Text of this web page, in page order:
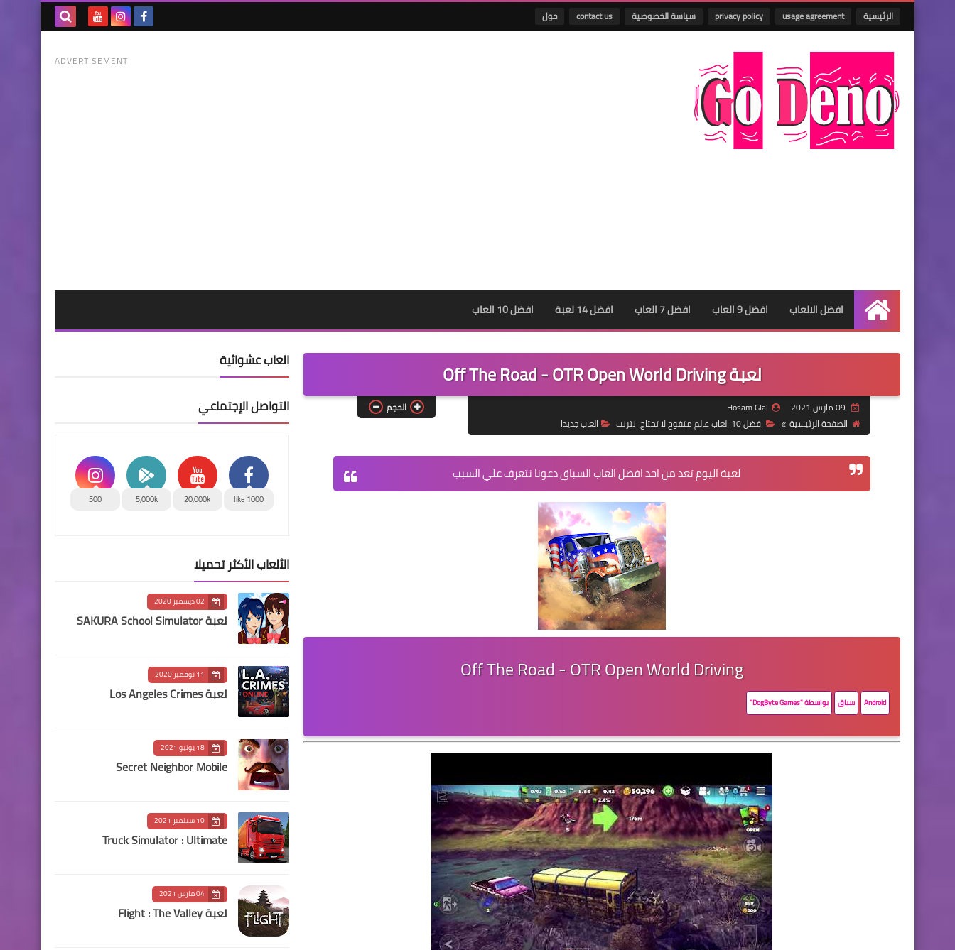
الرئيسية usage agreement
privacy policy سياسة الخصوصية contact us حول
المدونة
ADVERTISEMENT
الرئيسية
افضل الالعاب افضل 9 العاب افضل 7 العاب افضل 14 لعبة افضل 10 العاب
لعبة Off The Road - OTR Open World Driving
Hosam Glal
الصفحة الرئيسية
افضل 10 العاب عالم متفوح لا تحتاج انترنت العاب جديدا
الحجم
لعبة اليوم تعد من احد افضل العاب السباق دعونا نتعرف علي السبب
Off The Road - OTR Open World Driving
Android سباق بواسطة"DogByte Games"
العاب عشوائية
التواصل الإجتماعي
1000 like
20,000k
5,000k
500
الألعاب الأكثر تحميلا
02 ديسمبر 2020
لعبة SAKURA School Simulator
11 نوفمبر 2020
لعبة Los Angeles Crimes
18 يونيو 2021
Secret Neighbor Mobile
10 سبتمبر 2021
Truck Simulator : Ultimate
04 مارس 2021
لعبة Flight : The Valley